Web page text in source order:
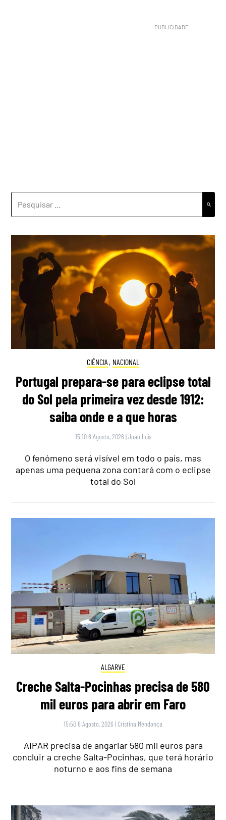
POR:
CIÊNCIA , NACIONAL
Portugal prepara-se para eclipse total
do Sol pela primeira vez desde 1912:
saiba onde e a que horas
15:10 6 Agosto, 2026 |João Luís
O fenómeno será visível em todo o país, mas
apenas uma pequena zona contará com o eclipse
total do Sol
ALGARVE
Creche Salta-Pocinhas precisa de 580
mil euros para abrir em Faro
15:50 6 Agosto, 2026 | Cristina Mendonça
AIPAR precisa de angariar 580 mil euros para
concluir a creche Salta-Pocinhas, que terá horário
noturno e aos fins de semana